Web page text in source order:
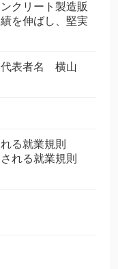
クリート製造販
を伸ばし、堅実
表者名 横山
れる就業規則
れる就業規則